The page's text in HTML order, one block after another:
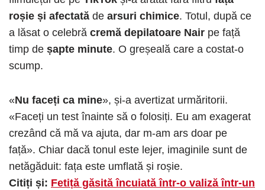
roșie și afectată de arsuri chimice. Totul, după ce
a lăsat o celebră cremă depilatoare Nair pe față
timp de șapte minute. O greșeală care a costat-o
scump.
«Nu faceți ca mine», și-a avertizat urmăritorii.
«Faceți un test înainte să o folosiți. Eu am exagerat
crezând că mă va ajuta, dar m-am ars doar pe
față». Chiar dacă tonul este lejer, imaginile sunt de
netăgăduit: fața este umflată și roșie.
Citiți și: Fetiță găsită încuiată într-o valiză într-un